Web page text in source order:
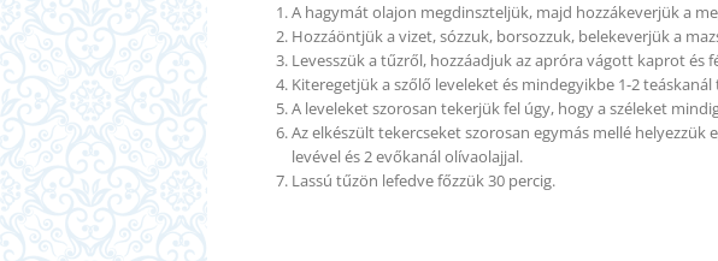
A hagymát olajon megdinszteljük, majd hozzákeverjük a
Hozzáöntjük a vizet, sózzuk, borsozzuk, belekeverjük a
Levesszük a tűzről, hozzáadjuk az apróra vágott kaprot és
Kiteregetjük a szőlő leveleket és mindegyikbe 1-2
A leveleket szorosan tekerjük fel úgy, hogy a széleket
Az elkészült tekercseket szorosan egymás mellé
levével és 2 evőkanál olívaolajjal.
Lassú tűzön lefedve főzzük 30 percig.